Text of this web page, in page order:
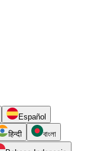
Español
हिन्दी বাংলা